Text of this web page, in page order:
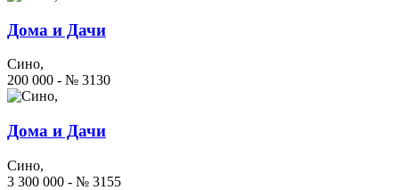
Дома и Дачи
Сино,
200 000 - № 3130
Дома и Дачи
Сино,
3 300 000 - № 3155